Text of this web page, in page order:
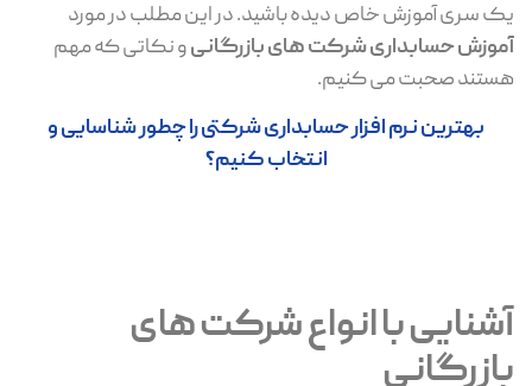
یک سری آموزش خاص دیده باشید. در این مطلب در مورد
آموزش حسابداری شرکت های بازرگانیو نکاتی که مهم
هستند صحبت می کنیم.
بهترین نرم افزار حسابداری شرکتی را چطور شناسایی و
انتخاب کنیم؟
آشنایی با انواع شرکت های
بازرگانی